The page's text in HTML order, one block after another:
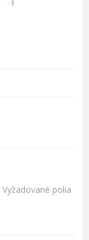
Vyžadované polia